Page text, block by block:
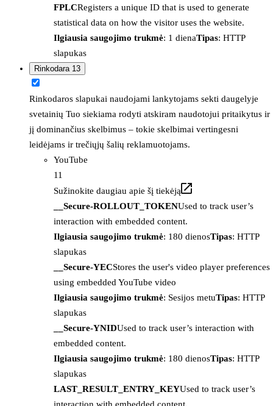
FPLCRegisters a unique ID that is used to generate
statistical data on how the visitor uses the website.
Ilgiausia saugojimo trukmė: 1 dienaTipas: HTTP
slapukas
Rinkodara 13
Rinkodaros slapukai naudojami lankytojams sekti daugelyje
svetainių Tuo siekiama rodyti atskiram naudotojui pritaikytus ir
jį dominančius skelbimus – tokie skelbimai vertingesni
leidėjams ir trečiųjų šalių reklamuotojams.
YouTube
11
Sužinokite daugiau apie šį tiekėją
__Secure-ROLLOUT_TOKENUsed to track user’s
interaction with embedded content.
Ilgiausia saugojimo trukmė: 180 dienosTipas: HTTP
slapukas
__Secure-YECStores the user's video player preferences
using embedded YouTube video
Ilgiausia saugojimo trukmė: Sesijos metuTipas: HTTP
slapukas
__Secure-YNIDUsed to track user’s interaction with
embedded content.
Ilgiausia saugojimo trukmė: 180 dienosTipas: HTTP
slapukas
LAST_RESULT_ENTRY_KEYUsed to track user’s
interaction with embedded content.